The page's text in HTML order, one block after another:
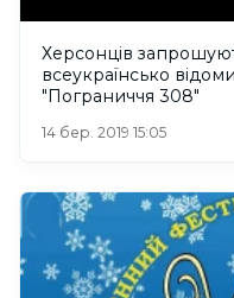
Херсонців
всеукраїнсько
"Пограниччя 308"
14 бер. 2019 15:05